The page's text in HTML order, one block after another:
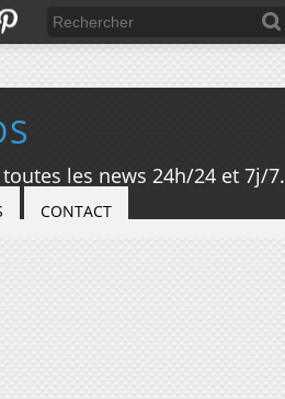
les news 24h/24 et 7j/7.
CONTACT